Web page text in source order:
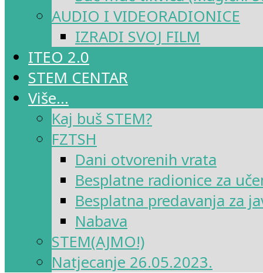
AUDIO I VIDEORADIONICE
IZRADI SVOJ FILM
ITEO 2.0
STEM CENTAR
Više…
Kaj buš STEM?
FZTSH
Dani otvorenih vrata
Besplatne radionice za
Besplatna predavanja za
Nabava
STEM(AJMO!)
Natjecanje 26.05.2023.